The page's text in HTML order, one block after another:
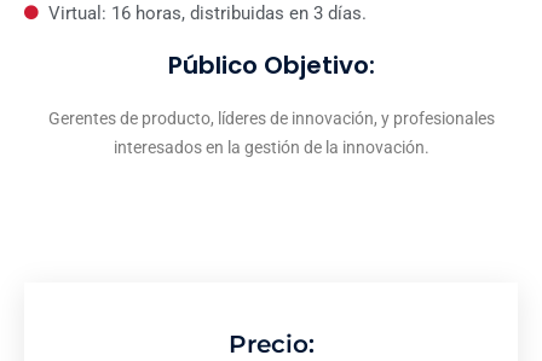
Virtual: 16 horas, distribuidas en 3 días.
Público Objetivo:
Gerentes de producto, líderes de innovación, y profesionales
interesados en la gestión de la innovación.
Precio: